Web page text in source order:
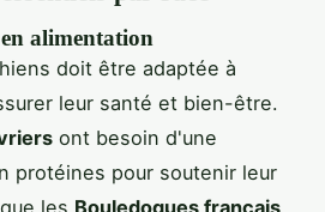
alimentation
doit être adaptée à
leur santé et bien-être.
ont besoin d'une
protéines pour soutenir leur